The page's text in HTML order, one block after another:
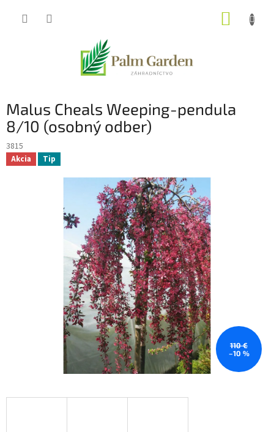
Malus Cheals Weeping-pendula
8/10 (osobný odber)
3815
Akcia Tip
110 €
–10 %